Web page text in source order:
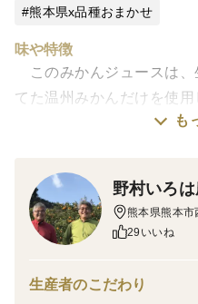
熊本県x品種おまかせ
味や特徴
このみかんジュースは、
てた温州みかんだけを使
なるまで待って収穫され
輝」（農園のみかんたち
とが発端）と命名し、そ
業で絞ってできたみかん
名付けました。
これは、野村いろは農園
も
野村いろは
熊本県熊本市
29いいね
生産者のこだわり